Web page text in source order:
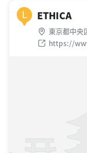
L ETHICA
東京都中央
https://